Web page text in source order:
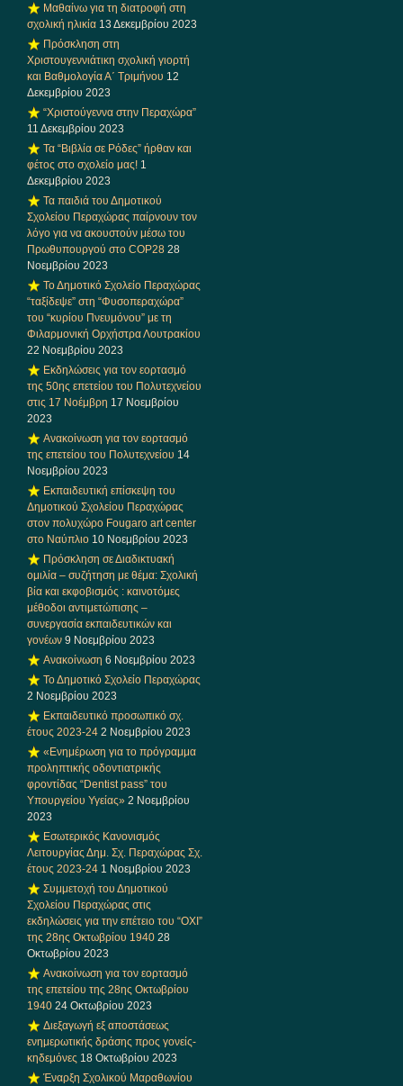
Μαθαίνω για τη διατροφή στη
σχολική ηλικία 13 Δεκεμβρίου 2023
Πρόσκληση στη
Χριστουγεννιάτικη σχολική γιορτή
και Βαθμολογία Α΄ Τριμήνου 12
Δεκεμβρίου 2023
“Χριστούγεννα στην Περαχώρα”
11 Δεκεμβρίου 2023
Τα “Βιβλία σε Ρόδες” ήρθαν και
φέτος στο σχολείο μας! 1
Δεκεμβρίου 2023
Τα παιδιά του Δημοτικού
Σχολείου Περαχώρας παίρνουν τον
λόγο για να ακουστούν μέσω του
Πρωθυπουργού στο COP28 28
Νοεμβρίου 2023
Το Δημοτικό Σχολείο Περαχώρας
“ταξίδεψε” στη “Φυσοπεραχώρα”
του “κυρίου Πνευμόνου” με τη
Φιλαρμονική Ορχήστρα Λουτρακίου
22 Νοεμβρίου 2023
Εκδηλώσεις για τον εορτασμό
της 50ης επετείου του Πολυτεχνείου
στις 17 Νοέμβρη 17 Νοεμβρίου
2023
Ανακοίνωση για τον εορτασμό
της επετείου του Πολυτεχνείου 14
Νοεμβρίου 2023
Εκπαιδευτική επίσκεψη του
Δημοτικού Σχολείου Περαχώρας
στον πολυχώρο Fougaro art center
στο Ναύπλιο 10 Νοεμβρίου 2023
Πρόσκληση σε Διαδικτυακή
ομιλία – συζήτηση με θέμα: Σχολική
βία και εκφοβισμός : καινοτόμες
μέθοδοι αντιμετώπισης –
συνεργασία εκπαιδευτικών και
γονέων 9 Νοεμβρίου 2023
Ανακοίνωση 6 Νοεμβρίου 2023
Το Δημοτικό Σχολείο Περαχώρας
2 Νοεμβρίου 2023
Εκπαιδευτικό προσωπικό σχ.
έτους 2023-24 2 Νοεμβρίου 2023
«Ενημέρωση για το πρόγραμμα
προληπτικής οδοντιατρικής
φροντίδας “Dentist pass” του
Υπουργείου Υγείας» 2 Νοεμβρίου
2023
Εσωτερικός Κανονισμός
Λειτουργίας Δημ. Σχ. Περαχώρας Σχ.
έτους 2023-24 1 Νοεμβρίου 2023
Συμμετοχή του Δημοτικού
Σχολείου Περαχώρας στις
εκδηλώσεις για την επέτειο του “ΟΧΙ”
της 28ης Οκτωβρίου 1940 28
Οκτωβρίου 2023
Ανακοίνωση για τον εορτασμό
της επετείου της 28ης Οκτωβρίου
1940 24 Οκτωβρίου 2023
Διεξαγωγή εξ αποστάσεως
ενημερωτικής δράσης προς γονείς-
κηδεμόνες 18 Οκτωβρίου 2023
Έναρξη Σχολικού Μαραθωνίου